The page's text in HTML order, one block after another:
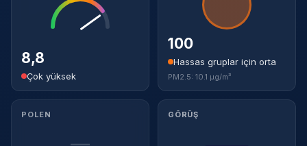
8,8
Çok yüksek
100
Hassas gruplar için orta
PM2.5: 10.1 µg/m³
POLEN GÖRÜŞ